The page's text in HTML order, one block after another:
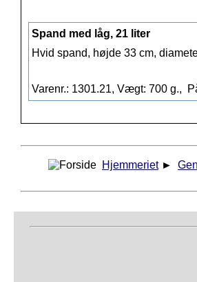
Spand med låg, 21 liter
Hvid spand, højde 33 cm,
Varenr.: 1301.21, Vægt: 700 g.,
Hjemmeriet ►